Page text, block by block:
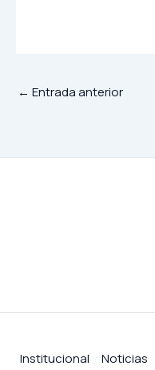
← Entrada anterior
Institucional Noticias